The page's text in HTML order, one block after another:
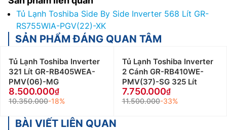
Tủ Lạnh Toshiba Side By Side Inverter 568 Lít GR-
RS755WIA-PGV(22)-XK
SẢN PHẨM ĐÁNG QUAN TÂM
Tủ Lạnh Toshiba Inverter
321 Lít GR-RB405WEA-
PMV(06)-MG
8.500.000
10.350.000-18%
Tủ Lạnh Toshiba Inverter
2 Cánh GR-RB410WE-
PMV(37)-SG 325 Lít
7.750.000
11.500.000-33%
BÀI VIẾT LIÊN QUAN